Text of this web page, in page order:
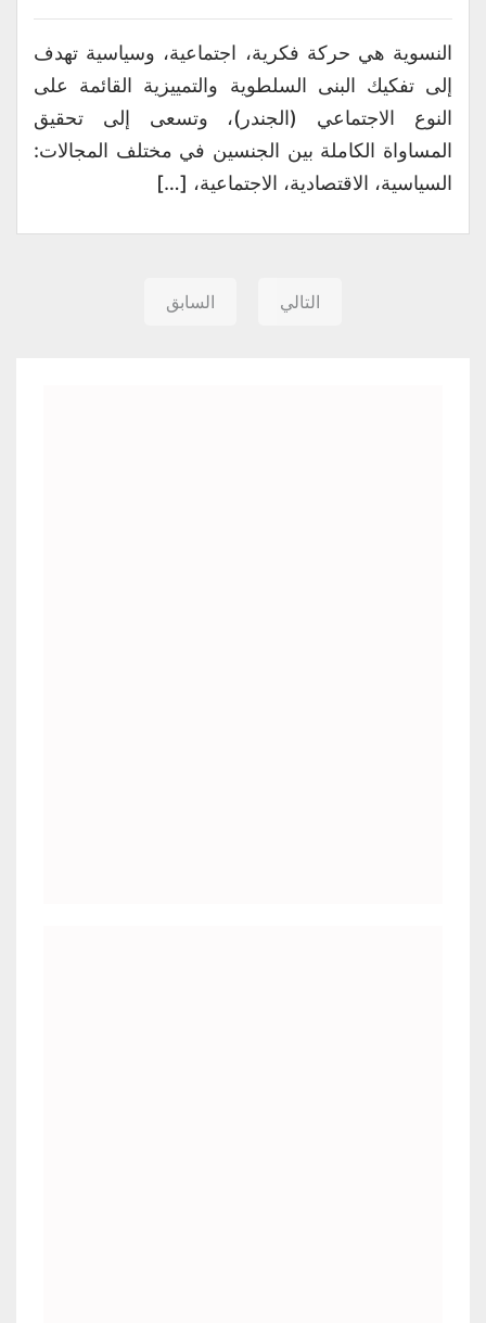
النسوية هي حركة فكرية، اجتماعية، وسياسية تهدف
إلى تفكيك البنى السلطوية والتمييزية القائمة على
النوع الاجتماعي (الجندر)، وتسعى إلى تحقيق
المساواة الكاملة بين الجنسين في مختلف المجالات:
السياسية، الاقتصادية، الاجتماعية، […]
التالي السابق